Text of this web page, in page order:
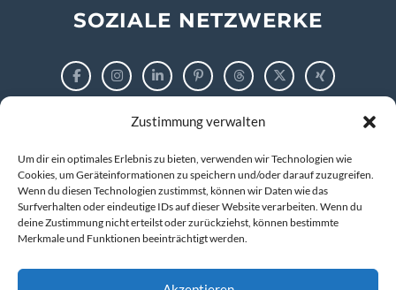
Zustimmung verwalten
Um dir ein optimales Erlebnis zu bieten, verwenden wir Technologien wie
Cookies, um Geräteinformationen zu speichern und/oder darauf zuzugreifen.
Wenn du diesen Technologien zustimmst, können wir Daten wie das
Surfverhalten oder eindeutige IDs auf dieser Website verarbeiten. Wenn du
deine Zustimmung nicht erteilst oder zurückziehst, können bestimmte
Merkmale und Funktionen beeinträchtigt werden.
SOZIALE NETZWERKE
Impressum
Datenschutzerklärung